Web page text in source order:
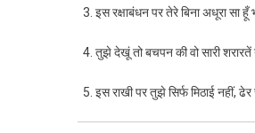
इस रक्षाबंधन पर तेरे बिना अधूरा सा
तुझे देखूं तो बचपन की वो सारी
इस राखी पर तुझे सिर्फ मिठाई नहीं, ढेर